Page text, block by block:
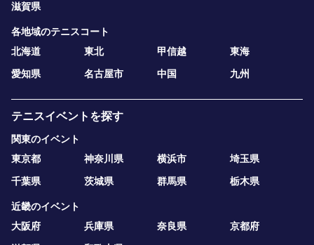
滋賀県
各地域のテニスコート
北海道
東北 甲信越
東海
愛知県
名古屋市 中国 九州
テニスイベントを探す
関東のイベント
東京都
神奈川県 横浜市
埼玉県
千葉県
茨城県 群馬県 栃木県
近畿のイベント
大阪府
兵庫県 奈良県
京都府